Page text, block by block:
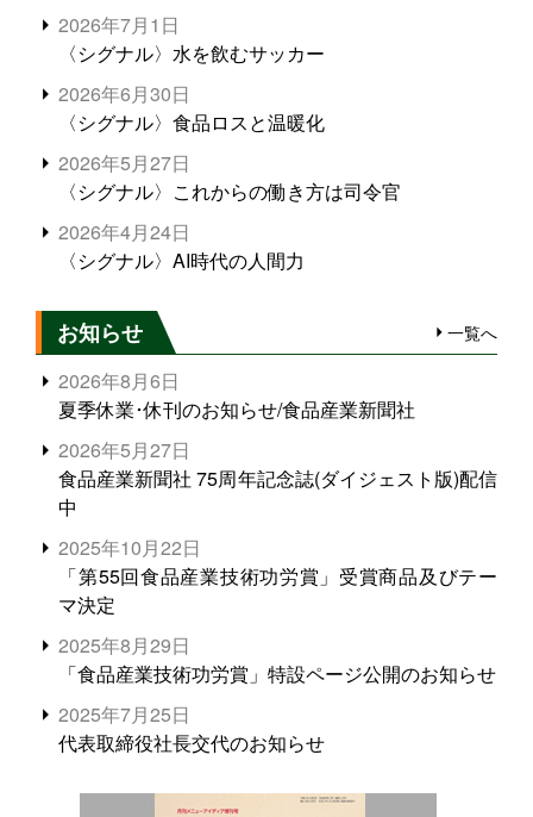
2026年7月1日
〈シグナル〉水を飲むサッカー
2026年6月30日
〈シグナル〉食品ロスと温暖化
2026年5月27日
〈シグナル〉これからの働き方は司令官
2026年4月24日
〈シグナル〉AI時代の人間力
お知らせ 一覧へ
2026年8月6日
夏季休業･休刊のお知らせ/食品産業新聞社
2026年5月27日
食品産業新聞社 75周年記念誌(ダイジェスト版)配信
中
2025年10月22日
「第55回食品産業技術功労賞」受賞商品及びテー
マ決定
2025年8月29日
「食品産業技術功労賞」特設ページ公開のお知らせ
2025年7月25日
代表取締役社長交代のお知らせ